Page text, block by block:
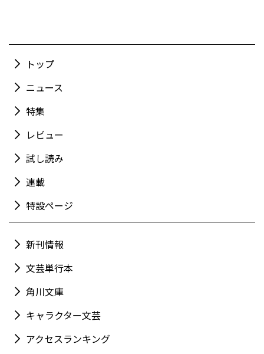
トップ
ニュース
特集
レビュー
試し読み
連載
特設ページ
新刊情報
文芸単行本
角川文庫
キャラクター文芸
アクセスランキング